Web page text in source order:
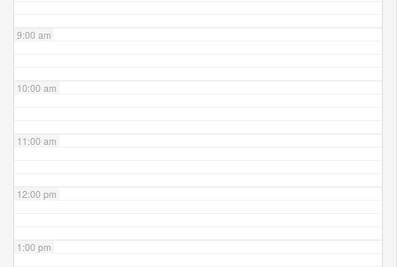
9:00 am
10:00 am
11:00 am
12:00 pm
1:00 pm